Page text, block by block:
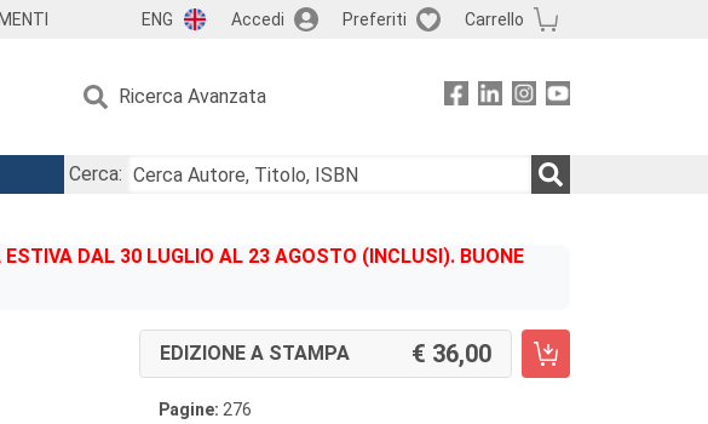
ENG Accedi Preferiti Carrello
Ricerca Avanzata
Cerca:
DAL 30 LUGLIO AL 23 AGOSTO (INCLUSI). BUONE
EDIZIONE A STAMPA 36,00
Pagine: 276